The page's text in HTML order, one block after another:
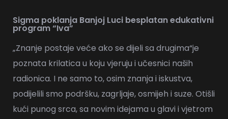
Sigma poklanja Banjoj Luci besplatan edukativni
program “Iva”
„Znanje postaje veće ako se dijeli sa drugima“je
poznata krilatica u koju vjeruju i učesnici naših
radionica. I ne samo to, osim znanja i iskustva,
podijelili smo podršku, zagrljaje, osmijeh i suze. Otišli
kući punog srca, sa novim idejama u glavi i vjetrom